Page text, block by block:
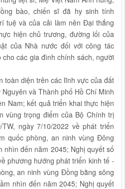
bào, chiến sĩ đã hy sinh tính
tuệ và của cải làm nên Đại thắng
hiện chủ trương, đường lối của
của Nhà nước đối với công tác
các gia đình chính sách, người
toàn diện trên các lĩnh vực của đất
và Thành phố Hồ Chí Minh
Nam; kết quả triển khai thực hiện
vùng trọng điểm của Bộ Chính trị
ngày 7/10/2022 về phát triển
quốc phòng, an ninh vùng Đông
nhìn đến năm 2045; Nghị quyết số
phương hướng phát triển kinh tế -
an ninh vùng Đồng bằng sông
nhìn đến năm 2045; Nghị quyết